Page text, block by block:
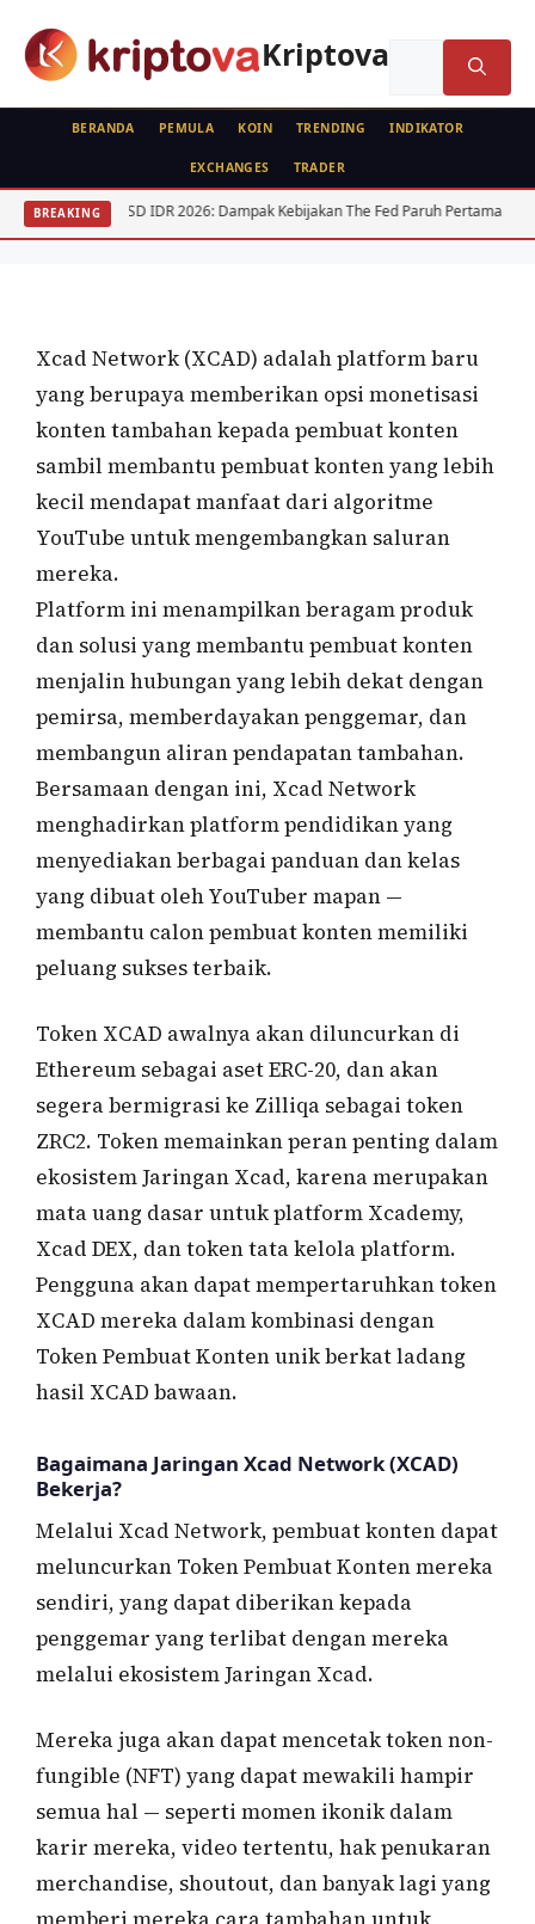
Kriptova
BERANDA PEMULA KOIN TRENDING INDIKATOR
EXCHANGES TRADER
BREAKING
USD IDR 2026: Dampak Kebijakan The Fed Paruh Pertama
KOIN
Xcad Network (XCAD)
Xcad Network (XCAD) adalah platform baru
yang berupaya memberikan opsi monetisasi
konten tambahan kepada pembuat konten
sambil membantu pembuat konten yang lebih
kecil mendapat manfaat dari algoritme
YouTube untuk mengembangkan saluran
mereka.
Platform ini menampilkan beragam produk
dan solusi yang membantu pembuat konten
menjalin hubungan yang lebih dekat dengan
pemirsa, memberdayakan penggemar, dan
membangun aliran pendapatan tambahan.
Bersamaan dengan ini, Xcad Network
menghadirkan platform pendidikan yang
menyediakan berbagai panduan dan kelas
yang dibuat oleh YouTuber mapan —
membantu calon pembuat konten memiliki
peluang sukses terbaik.
Token XCAD awalnya akan diluncurkan di
Ethereum sebagai aset ERC-20, dan akan
segera bermigrasi ke Zilliqa sebagai token
ZRC2. Token memainkan peran penting dalam
ekosistem Jaringan Xcad, karena merupakan
mata uang dasar untuk platform Xcademy,
Xcad DEX, dan token tata kelola platform.
Pengguna akan dapat mempertaruhkan token
XCAD mereka dalam kombinasi dengan
Token Pembuat Konten unik berkat ladang
hasil XCAD bawaan.
Bagaimana Jaringan Xcad Network (XCAD)
Bekerja?
Melalui Xcad Network, pembuat konten dapat
meluncurkan Token Pembuat Konten mereka
sendiri, yang dapat diberikan kepada
penggemar yang terlibat dengan mereka
melalui ekosistem Jaringan Xcad.
Mereka juga akan dapat mencetak token non-
fungible (NFT) yang dapat mewakili hampir
semua hal — seperti momen ikonik dalam
karir mereka, video tertentu, hak penukaran
merchandise, shoutout, dan banyak lagi yang